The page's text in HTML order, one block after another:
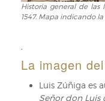
segunda
parte,
Historia
general
Indias,
de
Gonzalo
Fernández
Historia general de las
1547. Mapa indicando
La imagen
Luis Zúñiga es
Señor don Luis